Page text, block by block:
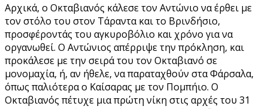
Αρχικά, ο Οκταβιανός κάλεσε τον Αντώνιο να έρθει με
τον στόλο του στον Τάραντα και το Βρινδήσιο,
προσφέροντάς του αγκυροβόλιο και χρόνο για να
οργανωθεί. Ο Αντώνιος απέρριψε την πρόκληση, και
προκάλεσε με την σειρά του τον Οκταβιανό σε
μονομαχία, ή, αν ήθελε, να παραταχθούν στα Φάρσαλα,
όπως παλιότερα ο Καίσαρας με τον Πομπήιο. Ο
Οκταβιανός πέτυχε μια πρώτη νίκη στις αρχές του 31